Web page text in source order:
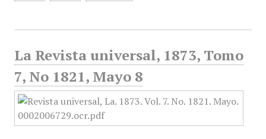
La Revista universal, 1873, Tomo
7, No 1821, Mayo 8